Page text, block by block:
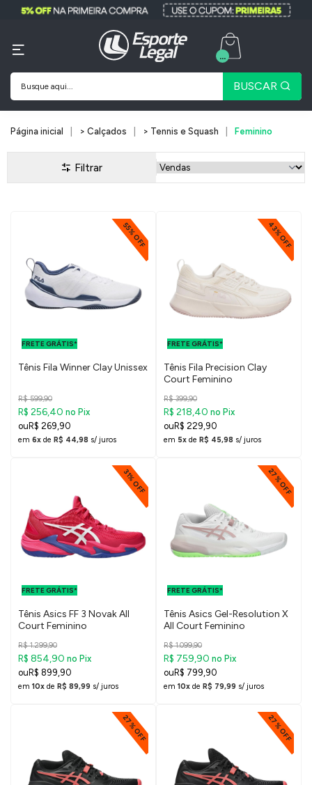
BUSCAR
...
Página inicial > Calçados > Tennis e Squash Feminino
Filtrar
55% OFF
FRETE GRÁTIS*
Tênis Fila Winner Clay Unissex
R$ 599,90
R$ 256,40 no Pix
R$ 269,90
em 6x de R$ 44,98 s/ juros
43% OFF
FRETE GRÁTIS*
Tênis Fila Precision Clay
Court Feminino
R$ 399,90
R$ 218,40 no Pix
R$ 229,90
em 5x de R$ 45,98 s/ juros
31% OFF
FRETE GRÁTIS*
Tênis Asics FF 3 Novak All
Court Feminino
R$ 1.299,90
R$ 854,90 no Pix
R$ 899,90
em 10x de R$ 89,99 s/ juros
27% OFF
FRETE GRÁTIS*
Tênis Asics Gel-Resolution X
All Court Feminino
R$ 1.099,90
R$ 759,90 no Pix
R$ 799,90
em 10x de R$ 79,99 s/ juros
27% OFF 27% OFF